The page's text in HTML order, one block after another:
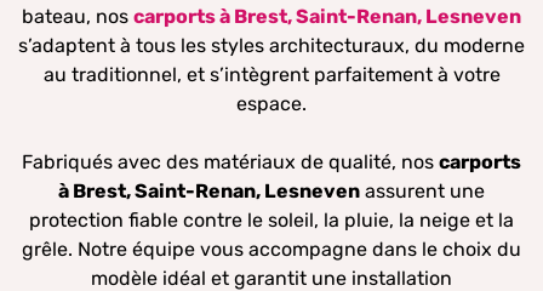
bateau, nos carports à Brest, Saint-Renan, Lesneven
s’adaptent à tous les styles architecturaux, du moderne
au traditionnel, et s’intègrent parfaitement à votre
espace.
Fabriqués avec des matériaux de qualité, nos carports
à Brest, Saint-Renan, Lesneven assurent une
protection fiable contre le soleil, la pluie, la neige et la
grêle. Notre équipe vous accompagne dans le choix du
modèle idéal et garantit une installation